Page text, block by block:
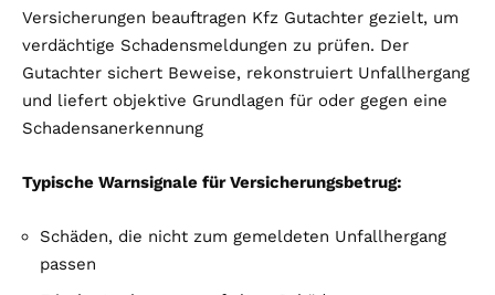
Versicherungen beauftragen Kfz Gutachter gezielt, um
verdächtige Schadensmeldungen zu prüfen. Der
Gutachter sichert Beweise, rekonstruiert Unfallhergang
und liefert objektive Grundlagen für oder gegen eine
Schadensanerkennung
Typische Warnsignale für Versicherungsbetrug:
Schäden, die nicht zum gemeldeten Unfallhergang
passen